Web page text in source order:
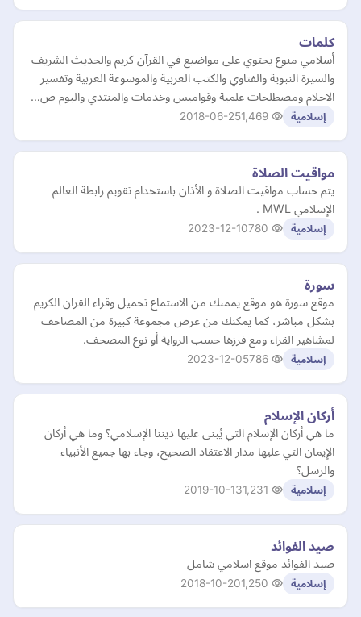
كلمات
أسلامي منوع يحتوي على مواضيع في القرآن كريم والحديث الشريف
والسيرة النبوية والفتاوي والكتب العربية والموسوعة العربية وتفسير
الاحلام ومصطلحات علمية وقواميس وخدمات والمنتدي والبوم ص…
إسلامية 2018-06-25
مواقيت الصلاة
يتم حساب مواقيت الصلاة و الأذان باستخدام تقويم رابطة العالم
الإسلامي MWL .
إسلامية 2023-12-10
سورة
موقع سورة هو موقع يممنك من الاستماع تحميل وقراء القران الكريم
بشكل مباشر، كما يمكنك من عرض مجموعة كبيرة من المصاحف
لمشاهير القراء ومع فرزها حسب الرواية أو نوع المصحف.
إسلامية 2023-12-05
أركان الإسلام
ما هي أركان الإسلام التي يُبنى عليها ديننا الإسلامي؟ وما هي أركان
الإيمان التي عليها مدار الاعتقاد الصحيح، وجاء بها جميع الأنبياء
والرسل؟
إسلامية 2019-10-13
صيد الفوائد
صيد الفوائد موقع اسلامي شامل
إسلامية 2018-10-20